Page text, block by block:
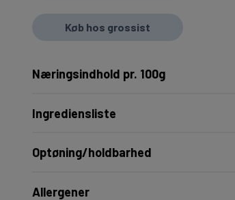
Køb hos grossist
Næringsindhold pr. 100g
Ingrediensliste
Optøning/holdbarhed
Allergener